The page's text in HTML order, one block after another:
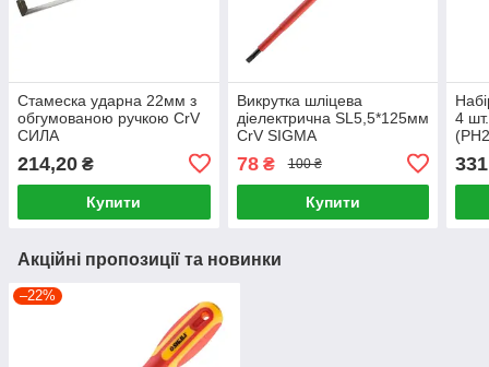
Стамеска ударна 22мм з
обгумованою ручкою CrV
СИЛА
214,20 ₴
Купити
Викрутка шліцева
діелектрична SL5,5*125мм
CrV SIGMA
78₴ 100 ₴
Купити
4 шт.
Акційні пропозиції та новинки
–22%